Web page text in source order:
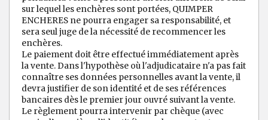
sur lequel les enchères sont portées, QUIMPER
ENCHERES ne pourra engager sa responsabilité, et
sera seul juge de la nécessité de recommencer les
enchères.
Le paiement doit être effectué immédiatement après
la vente. Dans l'hypothèse où l'adjudicataire n'a pas fait
connaître ses données personnelles avant la vente, il
devra justifier de son identité et de ses références
bancaires dès le premier jour ouvré suivant la vente.
Le règlement pourra intervenir par chèque (avec